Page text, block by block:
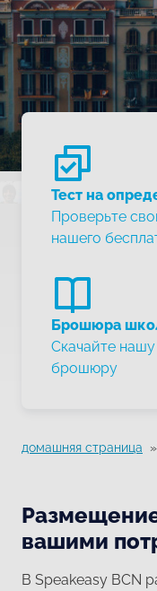
Тест на
Проверьте
нашего
Брошюра
Скачайте
брошюру
домашняя страница
вашими
В Speakeasy BCN